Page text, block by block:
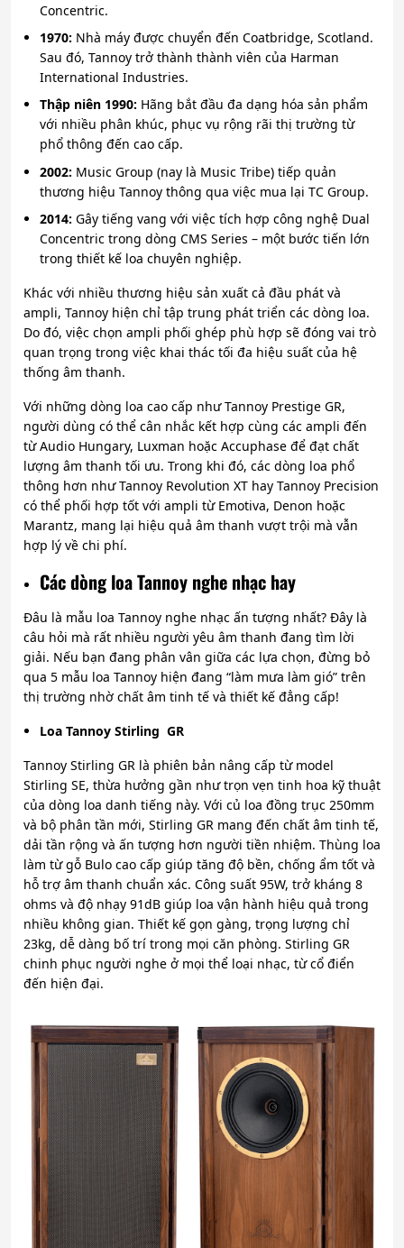
Concentric.
1970: Nhà máy được chuyển đến Coatbridge, Scotland.
Sau đó, Tannoy trở thành thành viên của Harman
International Industries.
Thập niên 1990: Hãng bắt đầu đa dạng hóa sản phẩm
với nhiều phân khúc, phục vụ rộng rãi thị trường từ
phổ thông đến cao cấp.
2002: Music Group (nay là Music Tribe) tiếp quản
thương hiệu Tannoy thông qua việc mua lại TC Group.
2014: Gây tiếng vang với việc tích hợp công nghệ Dual
Concentric trong dòng CMS Series – một bước tiến lớn
trong thiết kế loa chuyên nghiệp.
Khác với nhiều thương hiệu sản xuất cả đầu phát và
ampli, Tannoy hiện chỉ tập trung phát triển các dòng loa.
Do đó, việc chọn ampli phối ghép phù hợp sẽ đóng vai trò
quan trọng trong việc khai thác tối đa hiệu suất của hệ
thống âm thanh.
Với những dòng loa cao cấp như Tannoy Prestige GR,
người dùng có thể cân nhắc kết hợp cùng các ampli đến
từ Audio Hungary, Luxman hoặc Accuphase để đạt chất
lượng âm thanh tối ưu. Trong khi đó, các dòng loa phổ
thông hơn như Tannoy Revolution XT hay Tannoy Precision
có thể phối hợp tốt với ampli từ Emotiva, Denon hoặc
Marantz, mang lại hiệu quả âm thanh vượt trội mà vẫn
hợp lý về chi phí.
Các dòng loa Tannoy nghe nhạc hay
Đâu là mẫu loa Tannoy nghe nhạc ấn tượng nhất? Đây là
câu hỏi mà rất nhiều người yêu âm thanh đang tìm lời
giải. Nếu bạn đang phân vân giữa các lựa chọn, đừng bỏ
qua 5 mẫu loa Tannoy hiện đang “làm mưa làm gió” trên
thị trường nhờ chất âm tinh tế và thiết kế đẳng cấp!
Loa Tannoy Stirling GR
Tannoy Stirling GR là phiên bản nâng cấp từ model
Stirling SE, thừa hưởng gần như trọn vẹn tinh hoa kỹ thuật
của dòng loa danh tiếng này. Với củ loa đồng trục 250mm
và bộ phân tần mới, Stirling GR mang đến chất âm tinh tế,
dải tần rộng và ấn tượng hơn người tiền nhiệm. Thùng loa
làm từ gỗ Bulo cao cấp giúp tăng độ bền, chống ẩm tốt và
hỗ trợ âm thanh chuẩn xác. Công suất 95W, trở kháng 8
ohms và độ nhạy 91dB giúp loa vận hành hiệu quả trong
nhiều không gian. Thiết kế gọn gàng, trọng lượng chỉ
23kg, dễ dàng bố trí trong mọi căn phòng. Stirling GR
chinh phục người nghe ở mọi thể loại nhạc, từ cổ điển
đến hiện đại.